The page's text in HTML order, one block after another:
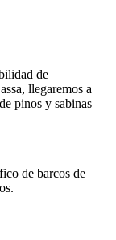
de
llegaremos a
pinos y sabinas
de barcos de